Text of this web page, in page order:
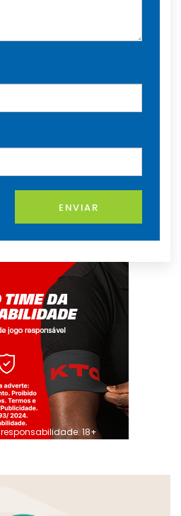
ENVIAR
18+